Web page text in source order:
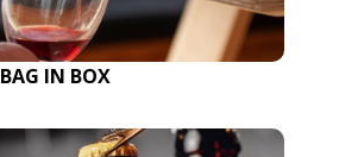
BAG IN BOX